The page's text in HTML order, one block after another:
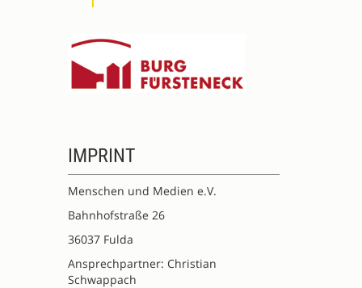
IMPRINT
Menschen und Medien e.V.
Bahnhofstraße 26
36037 Fulda
Ansprechpartner: Christian
Schwappach